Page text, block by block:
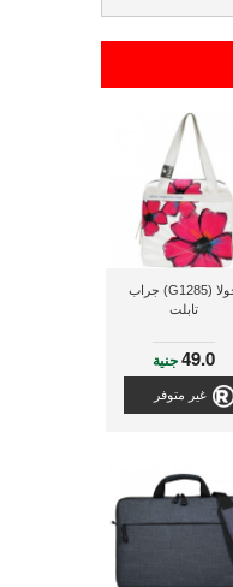
جولا (G1285) جراب
تابلت
49.0جنية
غير متوفر